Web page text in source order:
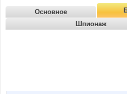
Основное
Шпионаж